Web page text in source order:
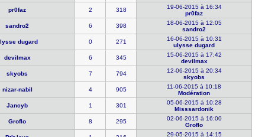
pr0faz
2 318
19-06-2015 à 16:34
pr0faz
sandro2
6 398
18-06-2015 à 12:05
sandro2
dug​ard
0 271
16-06-2015 à 10:31
ulysse dug​ard
devilmax
6 345
15-06-2015 à 17:42
devilmax
skyobs
7 794
12-06-2015 à 20:34
skyobs
nizar-nabi​l
4 905
11-06-2015 à 10:18
Modération
Jancyb
1 301
05-06-2015 à 10:28
Misssardon​ik
Groflo
8 295
02-06-2015 à 16:00
Groflo
29-05-2015 à 14:15